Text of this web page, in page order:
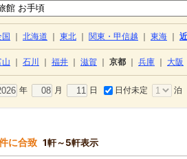
北海道 東北 関東・甲信越 東海
山 石川 福井 滋賀 京都 兵庫 大阪
年 月 日 日付未定 泊
に合致 1軒～5軒表示